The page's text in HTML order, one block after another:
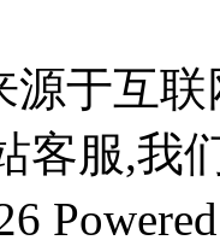
源于互
客服,我